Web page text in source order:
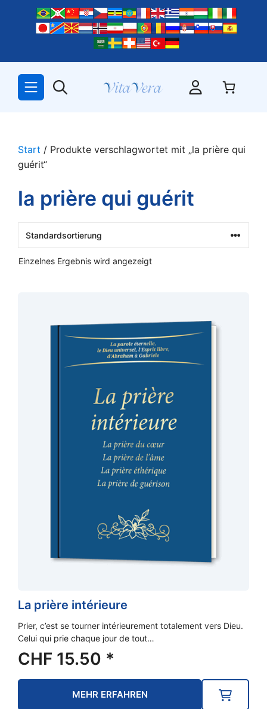
springen
Start / Produkte verschlagwortet mit „la prière qui
guérit“
la prière qui guérit
Einzelnes Ergebnis wird angezeigt
La prière intérieure
Prier, c’est se tourner intérieurement totalement vers Dieu.
Celui qui prie chaque jour de tout…
CHF 15.50 *
MEHR ERFAHREN